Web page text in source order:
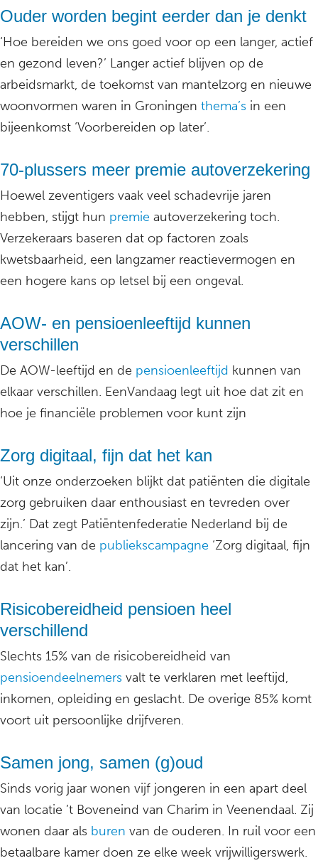
Ouder worden begint eerder dan je denkt
‘Hoe bereiden we ons goed voor op een langer, actief
en gezond leven?’ Langer actief blijven op de
arbeidsmarkt, de toekomst van mantelzorg en nieuwe
woonvormen waren in Groningen thema’s in een
bijeenkomst ‘Voorbereiden op later’.
70-plussers meer premie autoverzekering
Hoewel zeventigers vaak veel schadevrije jaren
hebben, stijgt hun premie autoverzekering toch.
Verzekeraars baseren dat op factoren zoals
kwetsbaarheid, een langzamer reactievermogen en
een hogere kans op letsel bij een ongeval.
AOW- en pensioenleeftijd kunnen
verschillen
De AOW-leeftijd en de pensioenleeftijd kunnen van
elkaar verschillen. EenVandaag legt uit hoe dat zit en
hoe je financiële problemen voor kunt zijn
Zorg digitaal, fijn dat het kan
‘Uit onze onderzoeken blijkt dat patiënten die digitale
zorg gebruiken daar enthousiast en tevreden over
zijn.’ Dat zegt Patiëntenfederatie Nederland bij de
lancering van de publiekscampagne ‘Zorg digitaal, fijn
dat het kan’.
Risicobereidheid pensioen heel
verschillend
Slechts 15% van de risicobereidheid van
pensioendeelnemers valt te verklaren met leeftijd,
inkomen, opleiding en geslacht. De overige 85% komt
voort uit persoonlijke drijfveren.
Samen jong, samen (g)oud
Sinds vorig jaar wonen vijf jongeren in een apart deel
van locatie ’t Boveneind van Charim in Veenendaal. Zij
wonen daar als buren van de ouderen. In ruil voor een
betaalbare kamer doen ze elke week vrijwilligerswerk.